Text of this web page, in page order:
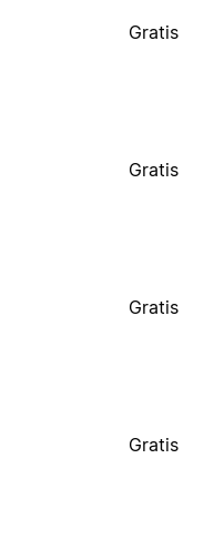
Gratis
Gratis
Gratis
Gratis